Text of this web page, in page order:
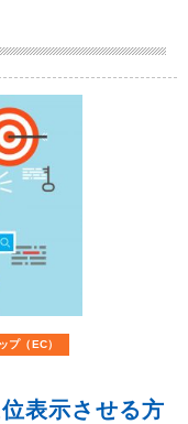
プ（EC）
表示させる方